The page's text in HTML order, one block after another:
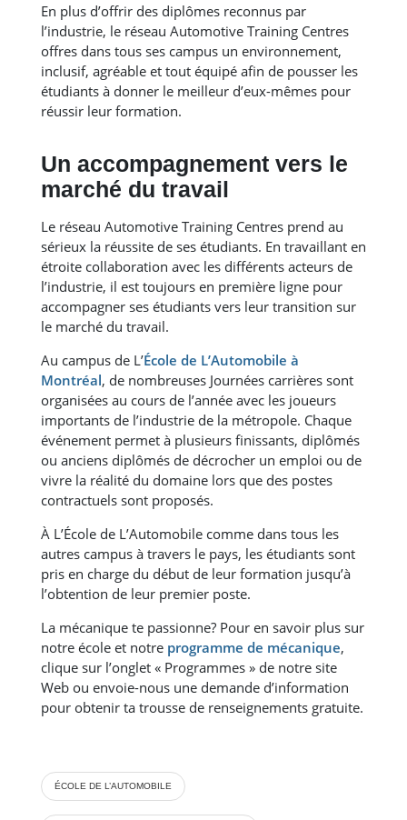
En plus d’offrir des diplômes reconnus par
l’industrie, le réseau Automotive Training Centres
offres dans tous ses campus un environnement,
inclusif, agréable et tout équipé afin de pousser les
étudiants à donner le meilleur d’eux-mêmes pour
réussir leur formation.
Un accompagnement vers le
marché du travail
Le réseau Automotive Training Centres prend au
sérieux la réussite de ses étudiants. En travaillant en
étroite collaboration avec les différents acteurs de
l’industrie, il est toujours en première ligne pour
accompagner ses étudiants vers leur transition sur
le marché du travail.
Au campus de L’École de L’Automobile à
Montréal, de nombreuses Journées carrières sont
organisées au cours de l’année avec les joueurs
importants de l’industrie de la métropole. Chaque
événement permet à plusieurs finissants, diplômés
ou anciens diplômés de décrocher un emploi ou de
vivre la réalité du domaine lors que des postes
contractuels sont proposés.
À L’École de L’Automobile comme dans tous les
autres campus à travers le pays, les étudiants sont
pris en charge du début de leur formation jusqu’à
l’obtention de leur premier poste.
La mécanique te passionne? Pour en savoir plus sur
notre école et notre programme de mécanique,
clique sur l’onglet « Programmes » de notre site
Web ou envoie-nous une demande d’information
pour obtenir ta trousse de renseignements gratuite.
ÉCOLE DE L’AUTOMOBILE